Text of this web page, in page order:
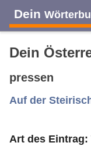
Dein
A B C
J K L
Dein
pressen
Auf der
Art des Eintrag: